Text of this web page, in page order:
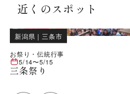
近くのスポット
新潟県 ｜ 三条市
お祭り・伝統行事
5/14〜5/15
三条祭り